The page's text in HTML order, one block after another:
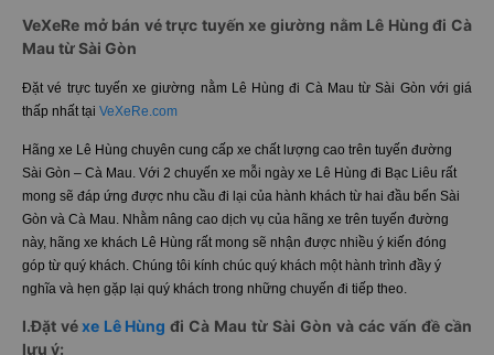
VeXeRe mở bán vé trực tuyến xe giường nằm Lê Hùng đi Cà
Mau từ Sài Gòn
Đặt vé trực tuyến xe giường nằm Lê Hùng đi Cà Mau từ Sài Gòn với giá
thấp nhất tại VeXeRe.com
Hãng xe Lê Hùng chuyên cung cấp xe chất lượng cao trên tuyến đường
Sài Gòn – Cà Mau. Với 2 chuyến xe mỗi ngày xe Lê Hùng đi Bạc Liêu rất
mong sẽ đáp ứng được nhu cầu đi lại của hành khách từ hai đầu bến Sài
Gòn và Cà Mau. Nhằm nâng cao dịch vụ của hãng xe trên tuyến đường
này, hãng xe khách Lê Hùng rất mong sẽ nhận được nhiều ý kiến đóng
góp từ quý khách. Chúng tôi kính chúc quý khách một hành trình đầy ý
nghĩa và hẹn gặp lại quý khách trong những chuyến đi tiếp theo.
I.Đặt véxe Lê Hùng đi Cà Mau từ Sài Gòn và các vấn đề cần
lưu ý: